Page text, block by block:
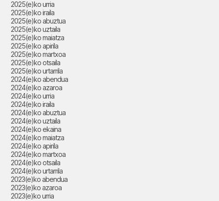
2025(e)ko urria
2025(e)ko iraila
2025(e)ko abuztua
2025(e)ko uztaila
2025(e)ko maiatza
2025(e)ko apirila
2025(e)ko martxoa
2025(e)ko otsaila
2025(e)ko urtarrila
2024(e)ko abendua
2024(e)ko azaroa
2024(e)ko urria
2024(e)ko iraila
2024(e)ko abuztua
2024(e)ko uztaila
2024(e)ko ekaina
2024(e)ko maiatza
2024(e)ko apirila
2024(e)ko martxoa
2024(e)ko otsaila
2024(e)ko urtarrila
2023(e)ko abendua
2023(e)ko azaroa
2023(e)ko urria